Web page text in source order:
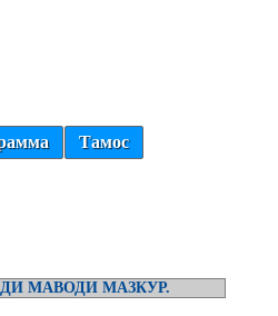
Тамос
МАВОДИ МАЗКУР.